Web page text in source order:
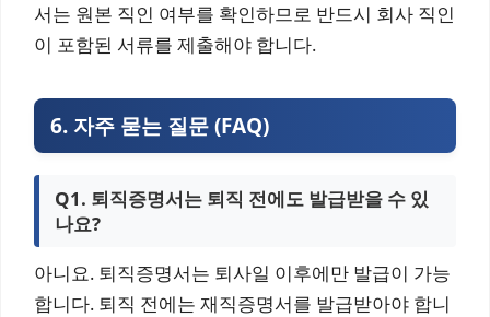
서는 원본 직인 여부를 확인하므로 반드시 회사 직인
이 포함된 서류를 제출해야 합니다.
6. 자주 묻는 질문 (FAQ)
Q1. 퇴직증명서는 퇴직 전에도 발급받을 수 있
나요?
아니요. 퇴직증명서는 퇴사일 이후에만 발급이 가능
합니다. 퇴직 전에는 재직증명서를 발급받아야 합니